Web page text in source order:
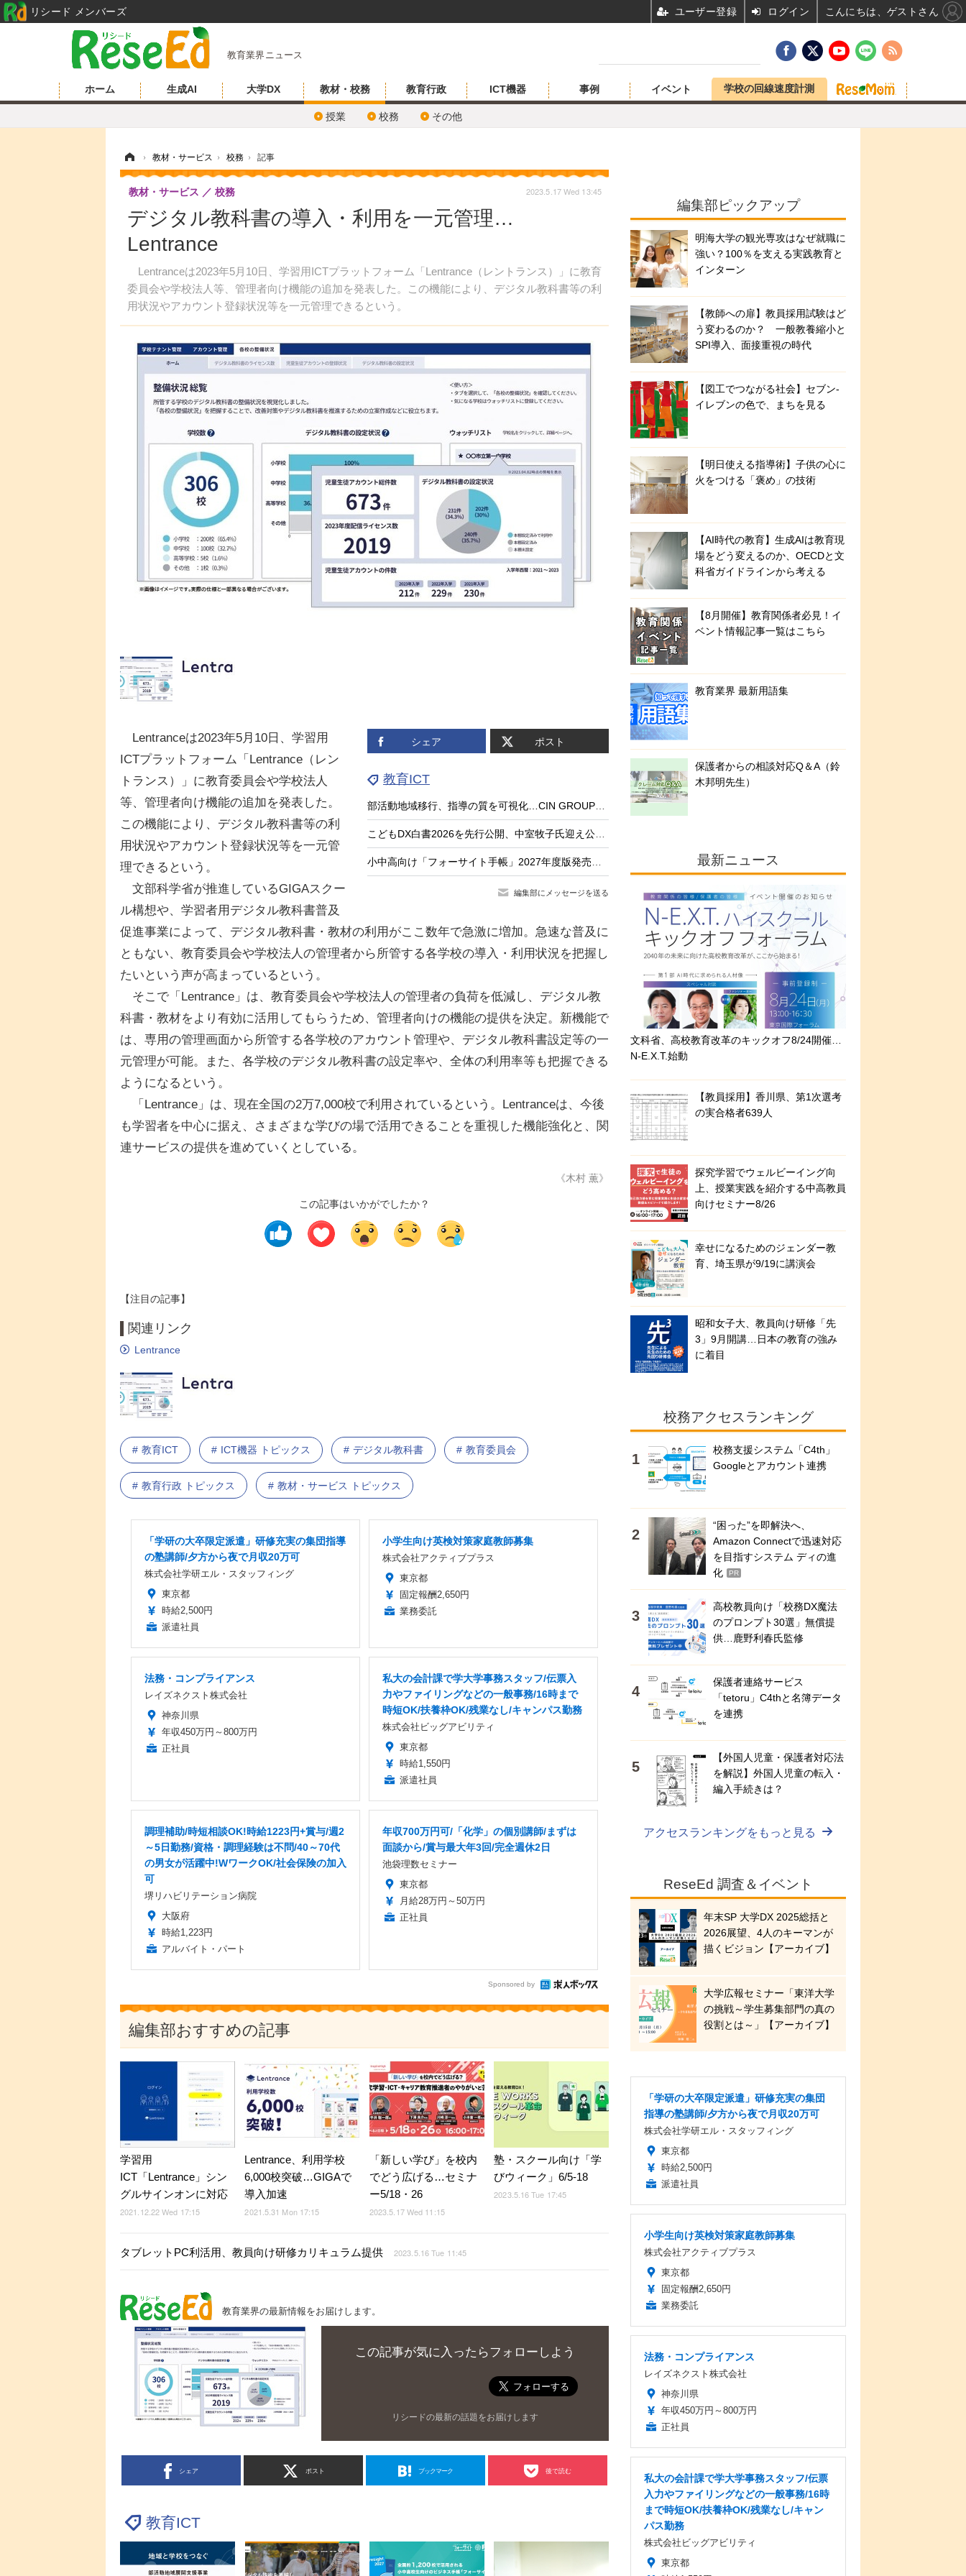
教育業界ニュース
ホーム 生成AI 大学DX 教材・校務
授業 校務 その他
教育行政 ICT機器 事例 イベント 学校の回線速度計測
› 教材・サービス › 校務 › 記事
デジタル教科書の導入・利用を一元管理…
Lentrance
Lentranceは2023年5月10日、学習用ICTプラットフォーム「Lentrance（レントランス）」に教育
委員会や学校法人等、管理者向け機能の追加を発表した。この機能により、デジタル教科書等の利
用状況やアカウント登録状況等を一元管理できるという。
教材・サービス 校務 2023.5.17 Wed 13:45
シェア ポスト
教育ICT
部活動地域移行、指導の質を可視化…CIN GROUPとFCEが業務提携
こどもDX白書2026を先行公開、中室牧子氏迎え公開イベント9/17
小中高向け「フォーサイト手帳」2027年度版発売、無料サンプル受付
編集部にメッセージを送る
Lentranceは2023年5月10日、学習用
ICTプラットフォーム「Lentrance（レン
トランス）」に教育委員会や学校法人
等、管理者向け機能の追加を発表した。
この機能により、デジタル教科書等の利
用状況やアカウント登録状況等を一元管
理できるという。
文部科学省が推進しているGIGAスクー
ル構想や、学習者用デジタル教科書普及
促進事業によって、デジタル教科書・教材の利用がここ数年で急激に増加。急速な普及に
ともない、教育委員会や学校法人の管理者から所管する各学校の導入・利用状況を把握し
たいという声が高まっているという。
そこで「Lentrance」は、教育委員会や学校法人の管理者の負荷を低減し、デジタル教
科書・教材をより有効に活用してもらうため、管理者向けの機能の提供を決定。新機能で
は、専用の管理画面から所管する各学校のアカウント管理や、デジタル教科書設定等の一
元管理が可能。また、各学校のデジタル教科書の設定率や、全体の利用率等も把握できる
ようになるという。
「Lentrance」は、現在全国の2万7,000校で利用されているという。Lentranceは、今後
も学習者を中心に据え、さまざまな学びの場で活用できることを重視した機能強化と、関
連サービスの提供を進めていくとしている。
《木村 薫》
この記事はいかがでしたか？
【注目の記事】
関連リンク
Lentrance
教育ICT ICT機器 トピックス デジタル教科書 教育委員会
教育行政 トピックス 教材・サービス トピックス
「学研の大卒限定派遣」研修充実の集団指導
の塾講師/夕方から夜で月収20万可
株式会社学研エル・スタッフィング
東京都
時給2,500円
派遣社員
小学生向け英検対策家庭教師募集
株式会社アクティブプラス
東京都
固定報酬2,650円
業務委託
法務・コンプライアンス
レイズネクスト株式会社
神奈川県
年収450万円～800万円
正社員
私大の会計課で学大学事務スタッフ/伝票入
力やファイリングなどの一般事務/16時まで
時短OK/扶養枠OK/残業なし/キャンパス勤務
株式会社ビッグアビリティ
東京都
時給1,550円
派遣社員
調理補助/時短相談OK!時給1223円+賞与/週2
～5日勤務/資格・調理経験は不問/40～70代
の男女が活躍中!WワークOK/社会保険の加入
可
堺リハビリテーション病院
大阪府
時給1,223円
アルバイト・パート
年収700万円可/「化学」の個別講師/まずは
面談から/賞与最大年3回/完全週休2日
池袋理数セミナー
東京都
月給28万円～50万円
正社員
Sponsored by
編集部おすすめの記事
学習用
ICT「Lentrance」シン
グルサインオンに対応
2021.12.22 Wed 17:15
Lentrance、利用学校
6,000校突破…GIGAで
導入加速
2021.5.31 Mon 17:15
「新しい学び」を校内
でどう広げる…セミナ
ー5/18・26
2023.5.17 Wed 11:15
塾・スクール向け「学
びウィーク」6/5-18
2023.5.16 Tue 17:45
タブレットPC利活用、教員向け研修カリキュラム提供 2023.5.16 Tue 11:45
教育業界の最新情報をお届けします。
この記事が気に入ったらフォローしよう
リシードの最新の話題をお届けします
シェア ポスト ブックマーク 後で読む
教育ICT
編集部ピックアップ
明海大学の観光専攻はなぜ就職に
強い？100％を支える実践教育と
インターン
【教師への扉】教員採用試験はど
う変わるのか？ 一般教養縮小と
SPI導入、面接重視の時代
【図工でつながる社会】セブン‐
イレブンの色で、まちを見る
【明日使える指導術】子供の心に
火をつける「褒め」の技術
【AI時代の教育】生成AIは教育現
場をどう変えるのか、OECDと文
科省ガイドラインから考える
【8月開催】教育関係者必見！イ
ベント情報記事一覧はこちら
教育業界 最新用語集
保護者からの相談対応Q＆A（鈴
木邦明先生）
最新ニュース
文科省、高校教育改革のキックオフ8/24開催…
N-E.X.T.始動
【教員採用】香川県、第1次選考
の実合格者639人
探究学習でウェルビーイング向
上、授業実践を紹介する中高教員
向けセミナー8/26
幸せになるためのジェンダー教
育、埼玉県が9/19に講演会
昭和女子大、教員向け研修「先
3」9月開講…日本の教育の強み
に着目
校務アクセスランキング
校務支援システム「C4th」
Googleとアカウント連携
“困った”を即解決へ、
Amazon Connectで迅速対応
を目指すシステム ディの進
化
PR
高校教員向け「校務DX魔法
のプロンプト30選」無償提
供…鹿野利春氏監修
保護者連絡サービス
「tetoru」C4thと名簿データ
を連携
【外国人児童・保護者対応法
を解説】外国人児童の転入・
編入手続きは？
アクセスランキングをもっと見る
ReseEd 調査＆イベント
年末SP 大学DX 2025総括と
2026展望、4人のキーマンが
描くビジョン【アーカイブ】
大学広報セミナー「東洋大学
の挑戦～学生募集部門の真の
役割とは～」【アーカイブ】
「学研の大卒限定派遣」研修充実の集団
指導の塾講師/夕方から夜で月収20万可
株式会社学研エル・スタッフィング
東京都
時給2,500円
派遣社員
小学生向け英検対策家庭教師募集
株式会社アクティブプラス
東京都
固定報酬2,650円
業務委託
法務・コンプライアンス
レイズネクスト株式会社
神奈川県
年収450万円～800万円
正社員
私大の会計課で学大学事務スタッフ/伝票
入力やファイリングなどの一般事務/16時
まで時短OK/扶養枠OK/残業なし/キャン
パス勤務
株式会社ビッグアビリティ
東京都
リシード メンバーズ ユーザー登録 ログイン こんにちは、ゲストさん